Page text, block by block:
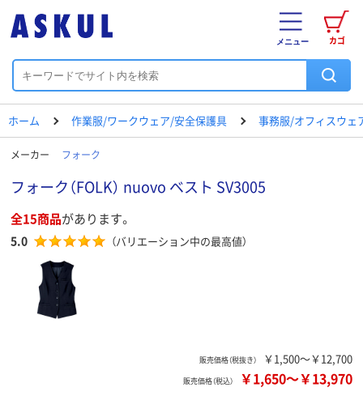
カゴ
メニュー
ホーム 作業服/ワークウェア/安全保護具 事務服/オフィスウェ
メーカー フォーク
フォーク（FOLK） nuovo ベスト SV3005
全15商品があります。
5.0 （バリエーション中の最高値）
販売価格（税抜き） ￥1,500～￥12,700
販売価格（税込） ￥1,650～￥13,970